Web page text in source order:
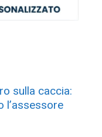
sulla caccia:
l’assessore